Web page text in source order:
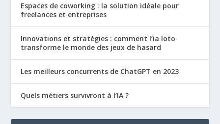
Espaces de coworking : la solution idéale pour
freelances et entreprises
Innovations et stratégies : comment l’ia loto
transforme le monde des jeux de hasard
Les meilleurs concurrents de ChatGPT en 2023
Quels métiers survivront à l’IA ?